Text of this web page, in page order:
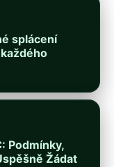
splácení
Podmínky,
Žádat